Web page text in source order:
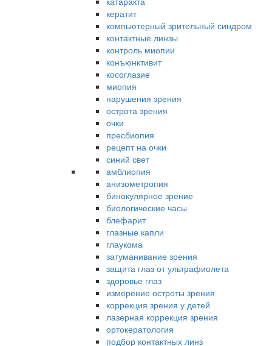
кератит
компьютерный зрительный синдром
контактные линзы
контроль миопии
конъюнктивит
косоглазие
миопия
нарушения зрения
острота зрения
очки
пресбиопия
рецепт на очки
синий свет
амблиопия
анизометропия
бинокулярное зрение
биологические часы
блефарит
глазные капли
глаукома
затуманивание зрения
защита глаз от ультрафиолета
здоровье глаз
измерение остроты зрения
коррекция зрения у детей
лазерная коррекция зрения
ортокератология
подбор контактных линз